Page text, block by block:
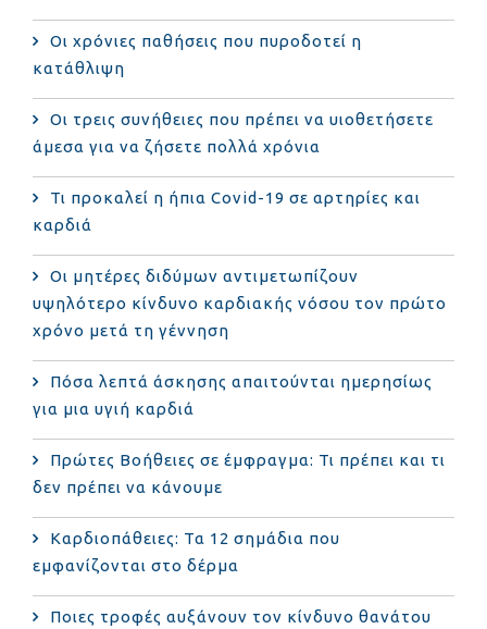
Οι χρόνιες παθήσεις που πυροδοτεί η
κατάθλιψη
Οι τρεις συνήθειες που πρέπει να υιοθετήσετε
άμεσα για να ζήσετε πολλά χρόνια
Τι προκαλεί η ήπια Covid-19 σε αρτηρίες και
καρδιά
Οι μητέρες διδύμων αντιμετωπίζουν
υψηλότερο κίνδυνο καρδιακής νόσου τον πρώτο
χρόνο μετά τη γέννηση
Πόσα λεπτά άσκησης απαιτούνται ημερησίως
για μια υγιή καρδιά
Πρώτες Βοήθειες σε έμφραγμα: Τι πρέπει και τι
δεν πρέπει να κάνουμε
Καρδιοπάθειες: Τα 12 σημάδια που
εμφανίζονται στο δέρμα
Ποιες τροφές αυξάνουν τον κίνδυνο θανάτου